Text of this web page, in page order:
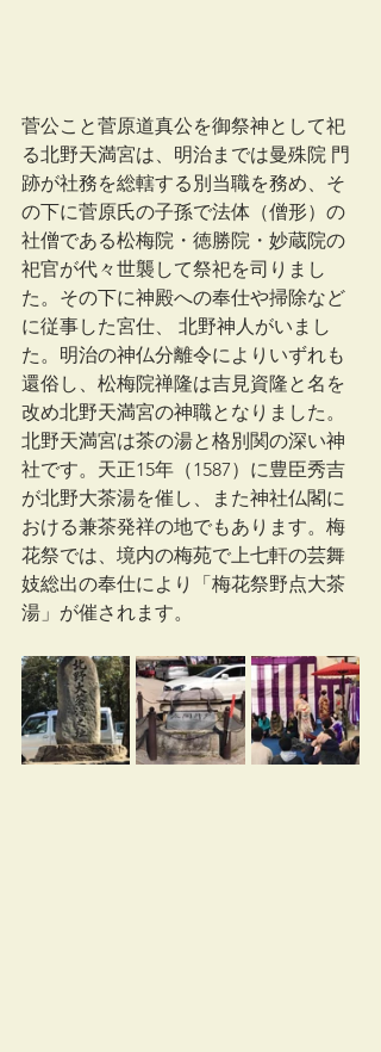
菅公こと菅原道真公を御祭神として祀
る北野天満宮は、明治までは曼殊院 門
跡が社務を総轄する別当職を務め、そ
の下に菅原氏の子孫で法体（僧形）の
社僧である松梅院・徳勝院・妙蔵院の
祀官が代々世襲して祭祀を司りまし
た。その下に神殿への奉仕や掃除など
に従事した宮仕、 北野神人がいまし
た。明治の神仏分離令によりいずれも
還俗し、松梅院禅隆は吉見資隆と名を
改め北野天満宮の神職となりました。
北野天満宮は茶の湯と格別関の深い神
社です。天正15年（1587）に豊臣秀吉
が北野大茶湯を催し、また神社仏閣に
おける兼茶発祥の地でもあります。梅
花祭では、境内の梅苑で上七軒の芸舞
妓総出の奉仕により「梅花祭野点大茶
湯」が催されます。